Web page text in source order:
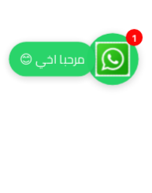
مرحبا اخي 😊